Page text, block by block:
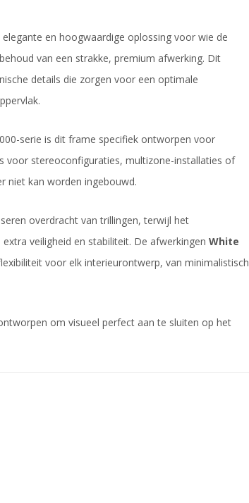
en hoogwaardige oplossing voor wie de
van een strakke, premium afwerking. Dit
details die zorgen voor een optimale
serie is dit frame specifiek ontworpen voor
voor stereoconfiguraties, multizone-installaties of
niet kan worden ingebouwd.
overdracht van trillingen, terwijl het
veiligheid en stabiliteit. De afwerkingen White
voor elk interieurontwerp, van minimalistisch
om visueel perfect aan te sluiten op het